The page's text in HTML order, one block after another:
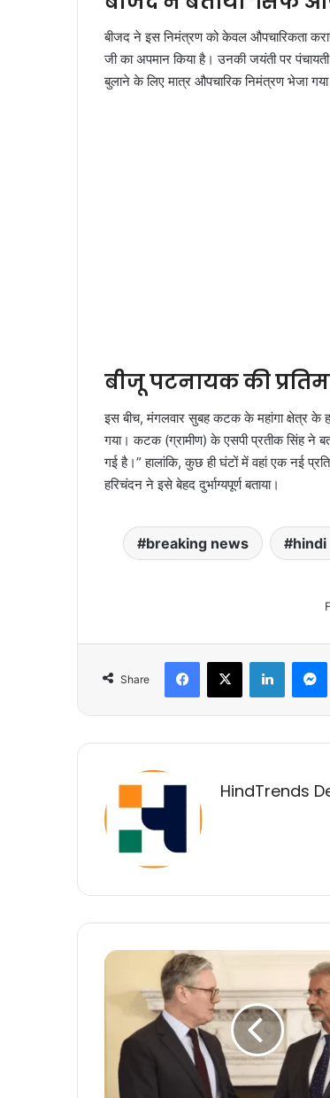
बीजद ने इस निमंत्रण को केवल औपचारिकता करार
जी का अपमान किया है। उनकी जयंती पर
बुलाने के लिए मात्र औपचारिक निमंत्रण भेजा
बीजू पटनायक की
इस बीच, मंगलवार सुबह कटक के महांगा क्षेत्र के
गया। कटक (ग्रामीण) के एसपी प्रतीक सिंह ने
गई है।” हालांकि, कुछ ही घंटों में वहां एक नई
हरिचंदन ने इसे बेहद दुर्भाग्यपूर्ण बताया।
breaking news hindi
Share
Facebook
X LinkedIn
HindTrends
लंदन
एस.
जयशंकर
कूटनीतिक
वार्ता,
ब्रिटिश